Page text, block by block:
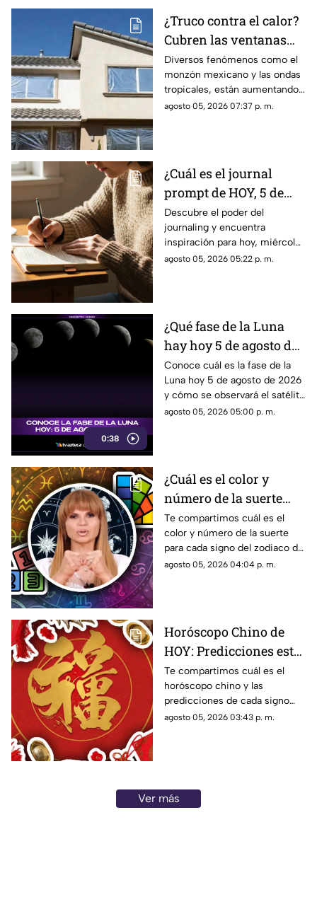
¿Truco contra el calor?
Cubren las ventanas
con papel aluminio,
esto explica la ciencia
Diversos fenómenos como el
monzón mexicano y las ondas
tropicales, están aumentando
las temperaturas en todo el
agosto 05, 2026 07:37 p. m.
¿Cuál es el journal
prompt de HOY, 5 de
agosto de 2026? Utiliza
este texto para escribir
en tu diario y
reflexionar sobre tu día
Descubre el poder del
journaling y encuentra
inspiración para hoy, miércoles
5 de agosto de 2026. Un
agosto 05, 2026 05:22 p. m.
0:38
¿Qué fase de la Luna
hay hoy 5 de agosto de
2026? Descubre cómo
se verá el satélite esta
noche
Conoce cuál es la fase de la
Luna hoy 5 de agosto de 2026
y cómo se observará el satélite
natural durante la noche.
agosto 05, 2026 05:00 p. m.
¿Cuál es el color y
número de la suerte
HOY, 5 de agosto de
2026? Predicciones de
Mhoni Vidente para
cada signo este
Te compartimos cuál es el
color y número de la suerte
para cada signo del zodiaco de
acuerdo al horóscopo de
agosto 05, 2026 04:04 p. m.
Horóscopo Chino de
HOY: Predicciones este
5 de agosto de 2026
para cada signo del
zodiaco
Te compartimos cuál es el
horóscopo chino y las
predicciones de cada signo
para el día de hoy, miércoles 5
agosto 05, 2026 03:43 p. m.
Ver más